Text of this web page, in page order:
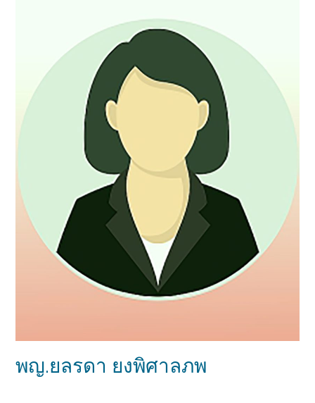
พญ.ยลรดา ยงพิศาลภพ